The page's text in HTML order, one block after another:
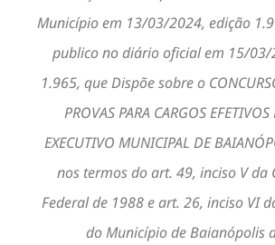
Município em 13/03/2024, edição
publico no diário oficial em 15/03/
1.965, que Dispõe sobre o
PROVAS PARA CARGOS
EXECUTIVO MUNICIPAL DE
nos termos do art. 49, inciso V da
Federal de 1988 e art. 26, inciso VI
do Município de Baianópolis